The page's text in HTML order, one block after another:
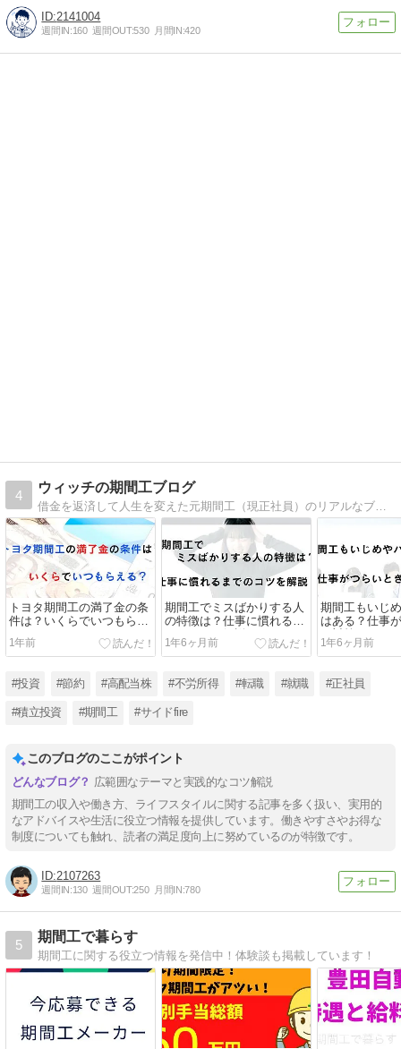
2141004
週間IN:160 週間OUT:530 月間IN:420
4
ウィッチの期間工ブログ
借金を返済して人生を変えた元期間工（現正社員）のリアルなブログです。人生を変えたい、資産形成したい人必見です！
トヨタ期間工の満了金の条
件は？いくらでいつもらえ
る？
1年前
期間工でミスばかりする人
の特徴は？仕事に慣れるま
でのコツを解説！
1年6ヶ月前
期間工もいじ
はある？仕事
の対策とは？
1年6ヶ月前
#投資 #節約 #高配当株 #不労所得 #転職 #就職 #正社員
#積立投資 #期間工 #サイドfire
このブログのここがポイント
広範囲なテーマと実践的なコツ解説
期間工の収入や働き方、ライフスタイルに関する記事を多く扱い、実用的
なアドバイスや生活に役立つ情報を提供しています。働きやすさやお得な
制度についても触れ、読者の満足度向上に努めているのが特徴です。
2107263
週間IN:130 週間OUT:250 月間IN:780
5
期間工で暮らす
期間工に関する役立つ情報を発信中！体験談も掲載しています！